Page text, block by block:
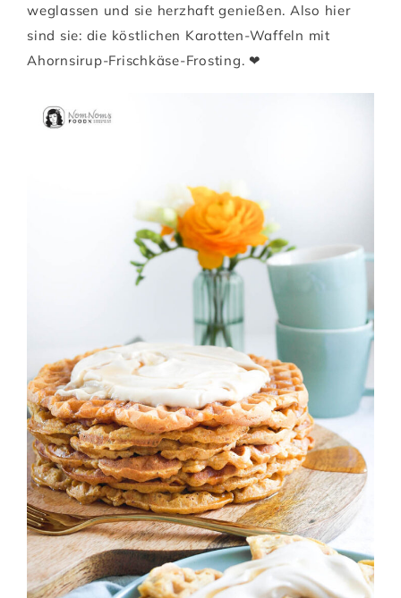
weglassen und sie herzhaft genießen. Also hier
sind sie: die köstlichen Karotten-Waffeln mit
Ahornsirup-Frischkäse-Frosting. ❤